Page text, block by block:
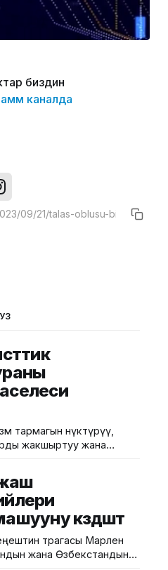
биздин
каналда
тармагын өнүктүрүү,
жакшыртуу жана
президенттин Баткен
билдиришти.
өнүктүрүү боюнча
директору Эдуард
орун басары Максатай
аймактагы
жана өнүктүрүү
көздөшөт
төрагасы Марлен
жана Өзбекстандын